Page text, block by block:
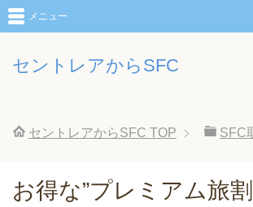
セントレアからSFC
メニュー
セントレアからSFC TOP SFC
お得な”プレミアム旅